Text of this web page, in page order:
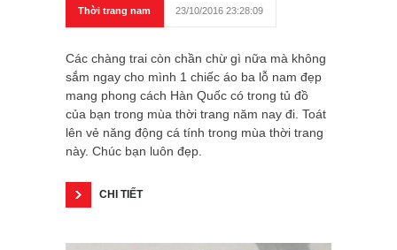
Thời trang nam 23/10/2016 23:28:09
Các chàng trai còn chần chừ gì nữa mà không
sắm ngay cho mình 1 chiếc áo ba lỗ nam đẹp
mang phong cách Hàn Quốc có trong tủ đồ
của bạn trong mùa thời trang năm nay đi. Toát
lên vẻ năng động cá tính trong mùa thời trang
này. Chúc bạn luôn đẹp.
CHI TIẾT